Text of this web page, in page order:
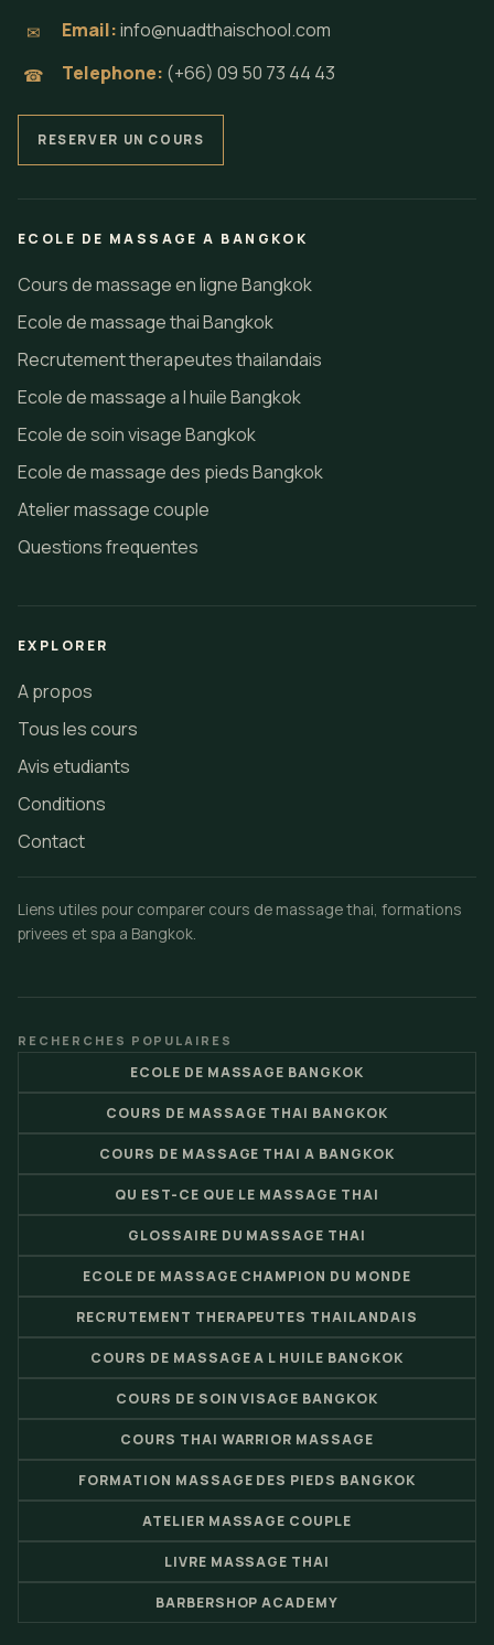
✉ Email:info@nuadthaischool.com
☎ Telephone: (+66) 09 50 73 44 43
RESERVER UN COURS
ECOLE DE MASSAGE A BANGKOK
Cours de massage en ligne Bangkok
Ecole de massage thai Bangkok
Recrutement therapeutes thailandais
Ecole de massage a l huile Bangkok
Ecole de soin visage Bangkok
Ecole de massage des pieds Bangkok
Atelier massage couple
Questions frequentes
EXPLORER
A propos
Tous les cours
Avis etudiants
Conditions
Contact
Liens utiles pour comparer cours de massage thai, formations
privees et spa a Bangkok.
RECHERCHES POPULAIRES
ECOLE DE MASSAGE BANGKOK
COURS DE MASSAGE THAI BANGKOK
COURS DE MASSAGE THAI A BANGKOK
QU EST-CE QUE LE MASSAGE THAI
GLOSSAIRE DU MASSAGE THAI
ECOLE DE MASSAGE CHAMPION DU MONDE
RECRUTEMENT THERAPEUTES THAILANDAIS
COURS DE MASSAGE A L HUILE BANGKOK
COURS DE SOIN VISAGE BANGKOK
COURS THAI WARRIOR MASSAGE
FORMATION MASSAGE DES PIEDS BANGKOK
ATELIER MASSAGE COUPLE
LIVRE MASSAGE THAI
BARBERSHOP ACADEMY